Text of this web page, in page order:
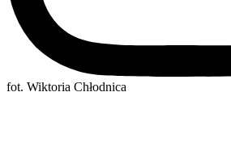
fot. Wiktoria Chłodnica